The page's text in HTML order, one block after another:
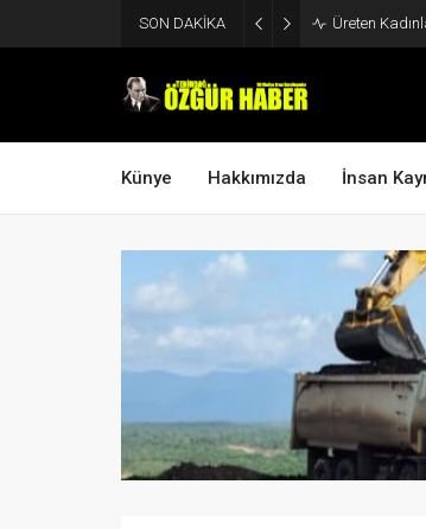
SON DAKİKA Üreten
Künye Hakkımızda İnsan